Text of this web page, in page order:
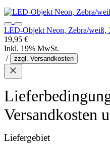
LED-Objekt Neon, Zebra/weiß,
19,95 €
Inkl. 19% MwSt.
/
zzgl. Versandkosten
Versandkosten
Liefergebiet